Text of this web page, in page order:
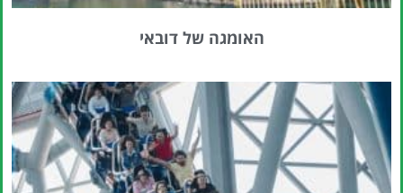
האומגה של דובאי